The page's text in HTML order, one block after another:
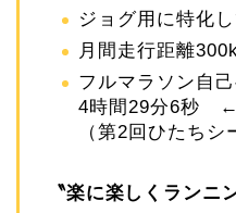
ジョグ用に特化
月間走行距離
フルマラソン自己
4時間29分6秒 ←
（第2回ひたちシ
〝楽に楽しくランニ